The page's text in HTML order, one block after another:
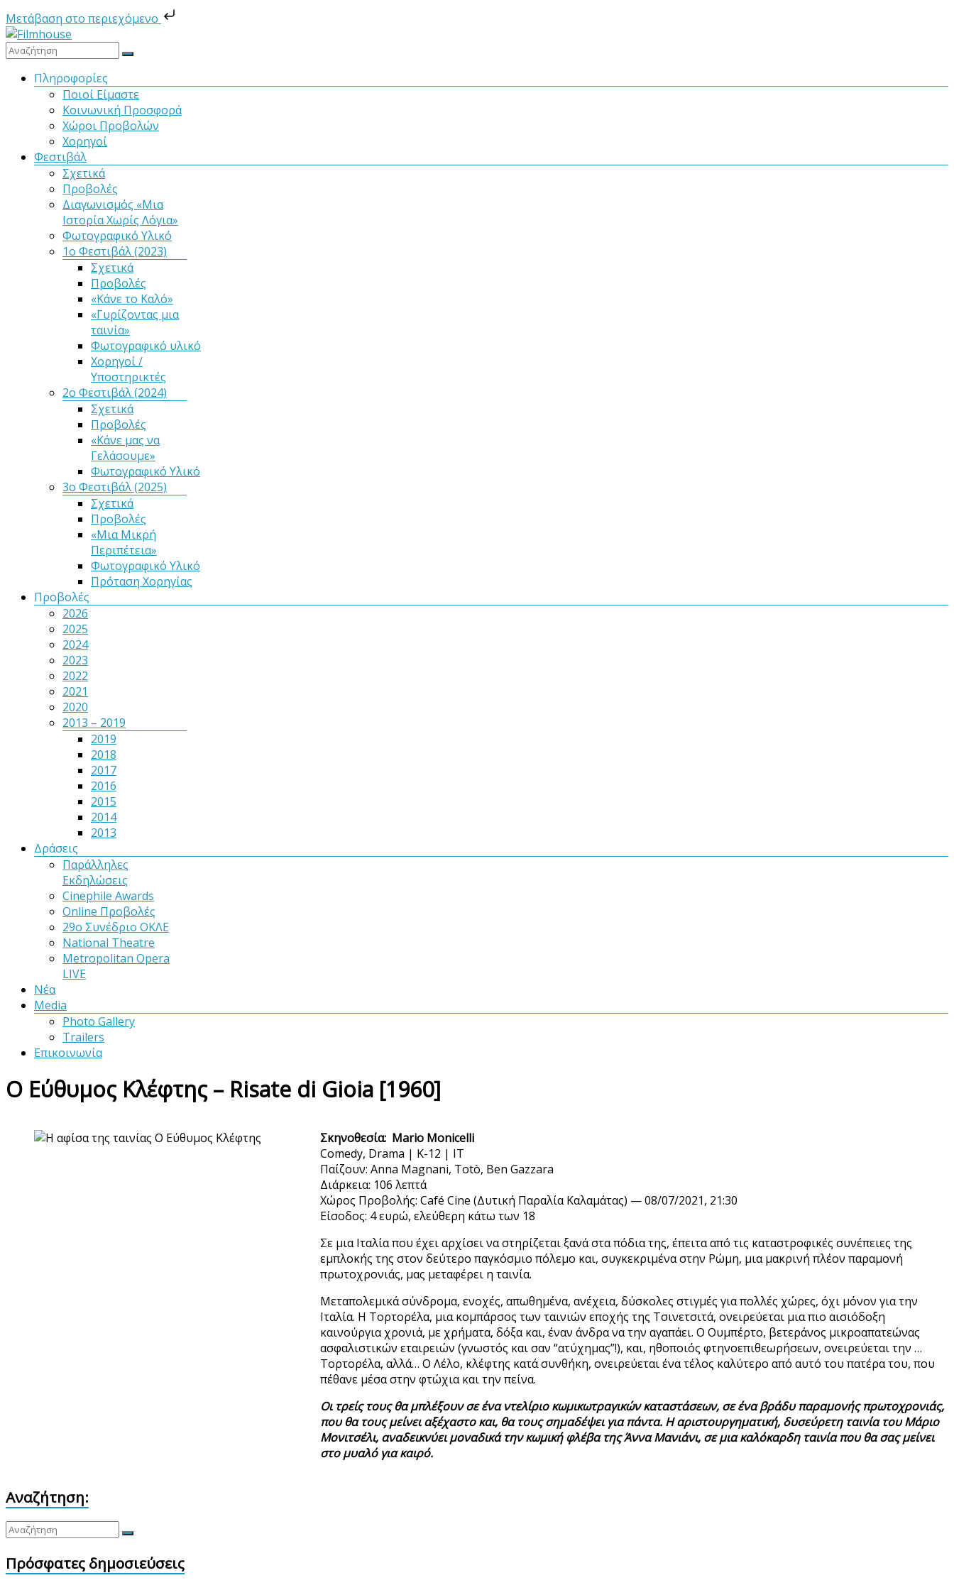
Μετάβαση στο περιεχόμενο
Μετάβαση
στο
Filmhouse
Κινηματογραφική
Καλαμάτας
ΜενούΠληροφορίες
Ποιοί Είμαστε
Κοινωνική Προσφορά
Χώροι Προβολών
Χορηγοί
Φεστιβάλ
Σχετικά
Προβολές
Διαγωνισμός «Μια
Ιστορία Χωρίς Λόγια»
Φωτογραφικό Υλικό
1ο Φεστιβάλ (2023)
Σχετικά
Προβολές
«Κάνε το Καλό»
«Γυρίζοντας μια
ταινία»
Φωτογραφικό υλικό
Χορηγοί /
Υποστηρικτές
2ο Φεστιβάλ (2024)
Σχετικά
Προβολές
«Κάνε μας να
Γελάσουμε»
Φωτογραφικό Υλικό
3ο Φεστιβάλ (2025)
Σχετικά
Προβολές
«Μια Μικρή
Περιπέτεια»
Φωτογραφικό Υλικό
Πρόταση Χορηγίας
Προβολές
2026
2025
2024
2023
2022
2021
2020
2013 – 2019
2019
2018
2017
2016
2015
2014
2013
Δράσεις
Παράλληλες
Εκδηλώσεις
Cinephile Awards
Online Προβολές
29ο Συνέδριο ΟΚΛΕ
National Theatre
Metropolitan Opera
LIVE
Νέα
Media
Photo Gallery
Trailers
Επικοινωνία
Ο Εύθυμος Κλέφτης – Risate di Gioia [1960]
Σκηνοθεσία: Mario Monicelli
Comedy, Drama | K-12 | IT
Παίζουν: Anna Magnani, Totò, Ben Gazzara
Διάρκεια: 106 λεπτά
Χώρος Προβολής: Café Cine (Δυτική Παραλία Καλαμάτας) — 08/07/2021, 21:30
Είσοδος: 4 ευρώ, ελεύθερη κάτω των 18
Σε μια Ιταλία που έχει αρχίσει να στηρίζεται ξανά στα πόδια της, έπειτα από τις καταστροφικές συνέπειες της
εμπλοκής της στον δεύτερο παγκόσμιο πόλεμο και, συγκεκριμένα στην Ρώμη, μια μακρινή πλέον παραμονή
πρωτοχρονιάς, μας μεταφέρει η ταινία.
Μεταπολεμικά σύνδρομα, ενοχές, απωθημένα, ανέχεια, δύσκολες στιγμές για πολλές χώρες, όχι μόνον για την
Ιταλία. Η Τορτορέλα, μια κομπάρσος των ταινιών εποχής της Τσινετσιτά, ονειρεύεται μια πιο αισιόδοξη
καινούργια χρονιά, με χρήματα, δόξα και, έναν άνδρα να την αγαπάει. Ο Ουμπέρτο, βετεράνος μικροαπατεώνας
ασφαλιστικών εταιρειών (γνωστός και σαν “ατύχημας”!), και, ηθοποιός φτηνοεπιθεωρήσεων, ονειρεύεται την …
Τορτορέλα, αλλά… Ο Λέλο, κλέφτης κατά συνθήκη, ονειρεύεται ένα τέλος καλύτερο από αυτό του πατέρα του, που
πέθανε μέσα στην φτώχια και την πείνα.
Οι τρείς τους θα μπλέξουν σε ένα ντελίριο κωμικωτραγικών καταστάσεων, σε ένα βράδυ παραμονής πρωτοχρονιάς,
που θα τους μείνει αξέχαστο και, θα τους σημαδέψει για πάντα. Η αριστουργηματική, δυσεύρετη ταινία του Μάριο
Μονιτσέλι, αναδεικνύει μοναδικά την κωμική φλέβα της Άννα Μανιάνι, σε μια καλόκαρδη ταινία που θα σας μείνει
στο μυαλό για καιρό.
Αναζήτηση:
Πρόσφατες δημοσιεύσεις